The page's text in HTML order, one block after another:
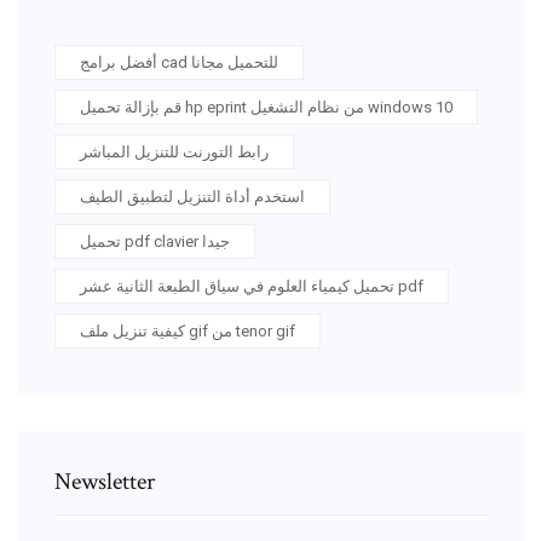
أفضل برامج cad للتحميل مجانا
قم بإزالة تحميل hp eprint من نظام التشغيل windows 10
رابط التورنت للتنزيل المباشر
استخدم أداة التنزيل لتطبيق الطيف
تحميل pdf clavier جيدا
تحميل كيمياء العلوم في سياق الطبعة الثانية عشر pdf
كيفية تنزيل ملف gif من tenor gif
Newsletter